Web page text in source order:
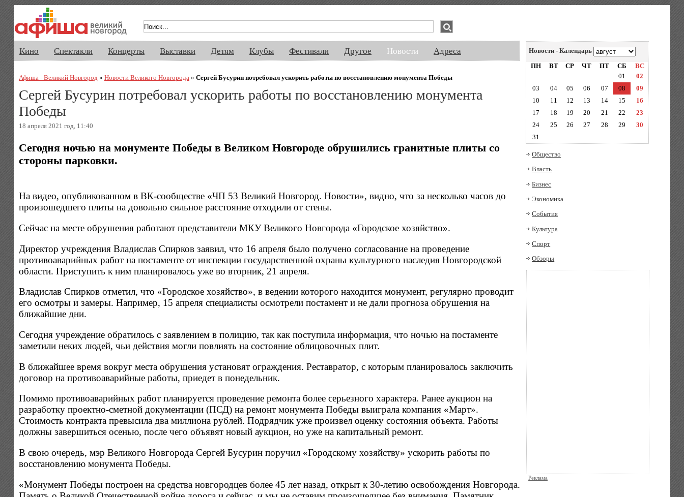
Кино Спектакли Концерты Выставки Детям Клубы Фестивали Другое Новости Адреса
Афиша - Великий Новгород » Новости Великого Новгорода » Сергей Бусурин потребовал ускорить работы по восстановлению монумента Победы
Сергей Бусурин потребовал ускорить работы по восстановлению монумента
Победы
18 апреля 2021 год, 11:40
Сегодня ночью на монументе Победы в Великом Новгороде обрушились гранитные плиты со
стороны парковки.
На видео, опубликованном в ВК-сообществе «ЧП 53 Великий Новгород. Новости», видно, что за несколько часов до
произошедшего плиты на довольно сильное расстояние отходили от стены.
Сейчас на месте обрушения работают представители МКУ Великого Новгорода «Городское хозяйство».
Директор учреждения Владислав Спирков заявил, что 16 апреля было получено согласование на проведение
противоаварийных работ на постаменте от инспекции государственной охраны культурного наследия Новгородской
области. Приступить к ним планировалось уже во вторник, 21 апреля.
Владислав Спирков отметил, что «Городское хозяйство», в ведении которого находится монумент, регулярно проводит
его осмотры и замеры. Например, 15 апреля специалисты осмотрели постамент и не дали прогноза обрушения на
ближайшие дни.
Сегодня учреждение обратилось с заявлением в полицию, так как поступила информация, что ночью на постаменте
заметили неких людей, чьи действия могли повлиять на состояние облицовочных плит.
В ближайшее время вокруг места обрушения установят ограждения. Реставратор, с которым планировалось заключить
договор на противоаварийные работы, приедет в понедельник.
Помимо противоаварийных работ планируется проведение ремонта более серьезного характера. Ранее аукцион на
разработку проектно-сметной документации (ПСД) на ремонт монумента Победы выиграла компания «Март».
Стоимость контракта превысила два миллиона рублей. Подрядчик уже произвел оценку состояния объекта. Работы
должны завершиться осенью, после чего объявят новый аукцион, но уже на капитальный ремонт.
В свою очередь, мэр Великого Новгорода Сергей Бусурин поручил «Городскому хозяйству» ускорить работы по
восстановлению монумента Победы.
«Монумент Победы построен на средства новгородцев более 45 лет назад, открыт к 30-летию освобождения Новгорода.
Новости - Календарь
ПН
ВТ СР ЧТ ПТ СБ
ВС
01
02
03
04 05 06 07 08
09
10
11 12 13 14 15
16
17
18 19 20 21 22
23
24
25 26 27 28 29
30
31
Общество
Власть
Бизнес
Экономика
События
Культура
Спорт
Обзоры
Реклама